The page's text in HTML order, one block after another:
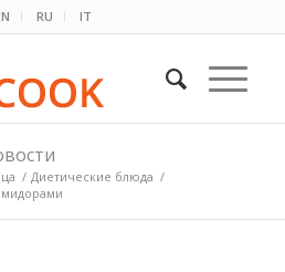
RU IT
/ Диетические блюда /